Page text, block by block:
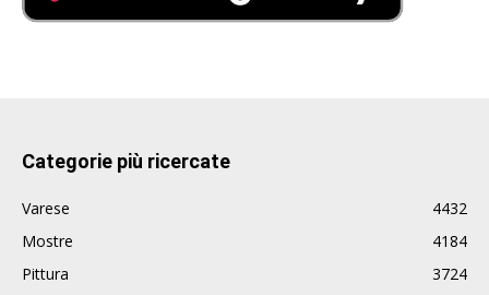
Categorie più ricercate
Varese
4432
Mostre
4184
Pittura
3724